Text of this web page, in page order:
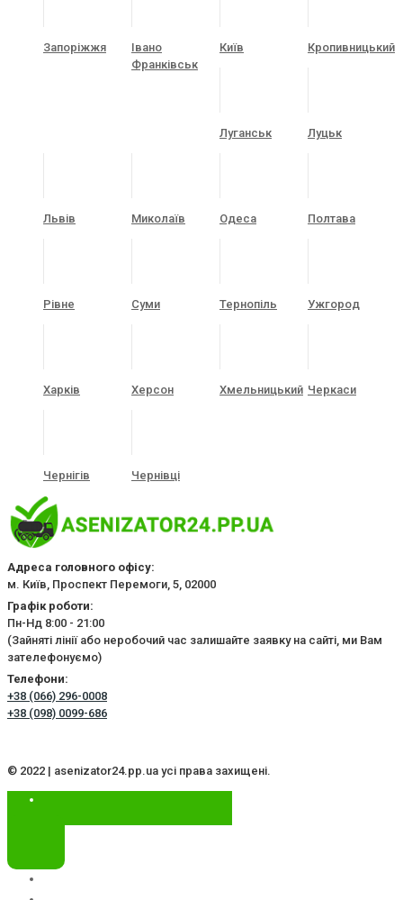
Запоріжжя
Івано
Франківськ
Київ Кропивницький
Луганськ Луцьк
Львів Миколаїв Одеса Полтава
Рівне Суми Тернопіль Ужгород
Харків Херсон Хмельницький Черкаси
Чернігів Чернівці
Адреса головного офісу:
м. Київ, Проспект Перемоги, 5, 02000
Графік роботи:
Пн-Нд 8:00 - 21:00
(Зайняті лінії або неробочий час залишайте заявку на сайті, ми Вам
зателефонуємо)
Телефони:
+38 (066) 296-0008
+38 (098) 0099-686
© 2022 | asenizator24.pp.ua усі права захищені.